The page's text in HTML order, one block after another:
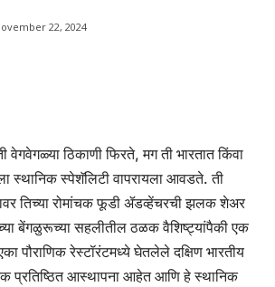
22, 2024
वेगवेगळ्या ठिकाणी फिरते, मग ती भारतात किंवा
स्थानिक स्पेशॅलिटी वापरायला आवडते. ती
तिच्या रोमांचक फूडी ॲडव्हेंचरची झलक शेअर
बेंगळुरूच्या सहलीतील ठळक वैशिष्ट्यांपैकी एक
पौराणिक रेस्टॉरंटमध्ये घेतलेले दक्षिण भारतीय
आस्थापना आहेत आणि हे स्थानिक